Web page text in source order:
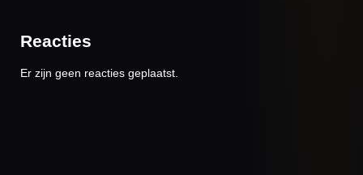
Reacties
Er zijn geen reacties geplaatst.